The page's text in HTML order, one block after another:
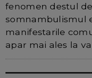
fenomen destul
somnambulismul
manifestarile
apar mai ales la